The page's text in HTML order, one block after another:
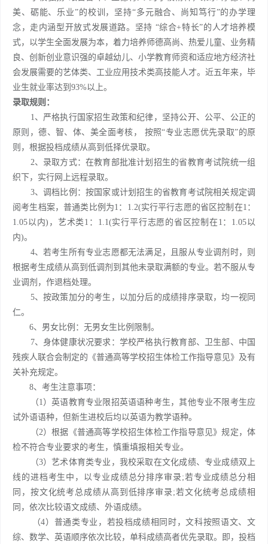
美、砺能、乐业”的校训，坚持“多元融合、尚知笃行”的办学理
念，走内涵型开放式发展道路。坚持 “综合+特长”的人才培养模
式，以学生全面发展为本，着力培养师德高尚、热爱儿童、业务精
良、创新创业意识强的卓越幼儿、小学教育师资和适应地方经济社
会发展需要的艺体类、工业应用技术类高技能人才。近五年来，毕
业生就业率达到93%以上。
录取规则：
1、严格执行国家招生政策和纪律，坚持公开、公平、公正的
原则，德、智、体、美全面考核， 按照“专业志愿优先录取”的原
则，根据投档成绩从高到低择优录取。
2、录取方式：在教育部批准计划招生的省教育考试院统一组
织下，实行网上远程录取。
3、调档比例：按国家或计划招生的省教育考试院相关规定调
阅考生档案，普通类比例为1：1.2(实行平行志愿的省区控制在1：
1.05以内)，艺术类1：1.1(实行平行志愿的省区控制在1：1.05以
内)。
4、若考生所有专业志愿都无法满足，且服从专业调剂时，则
根据考生成绩从高到低调剂到其他未录取满额的专业。若不服从专
业调剂，作退档处理。
5、按政策加分的考生，以加分后的成绩排序录取，均一视同
仁。
6、男女比例：无男女生比例限制。
7、身体健康状况要求：学校严格执行教育部、卫生部、中国
残疾人联合会制定的《普通高等学校招生体检工作指导意见》及有
关补充规定。
8、考生注意事项：
（1）英语教育专业限招英语语种考生，其他专业不限考生应
试外语语种，但新生进校后均以英语为教学语种。
（2）根据《普通高等学校招生体检工作指导意见》规定，体
检不符合专业要求的考生，慎重填报相关专业。
（3）艺术体育类专业，我校采取在文化成绩、专业成绩双上
线的进档考生中，以专业成绩总分排序审录;若专业成绩总分相
同，按文化统考总成绩从高到低排序审录;若文化统考总成绩相
同，依次比较语文成绩、外语成绩。
（4）普通类专业，若投档成绩相同时，文科按照语文、文
综、数学、英语顺序依次比较，单科成绩高者优先录取。即，投档